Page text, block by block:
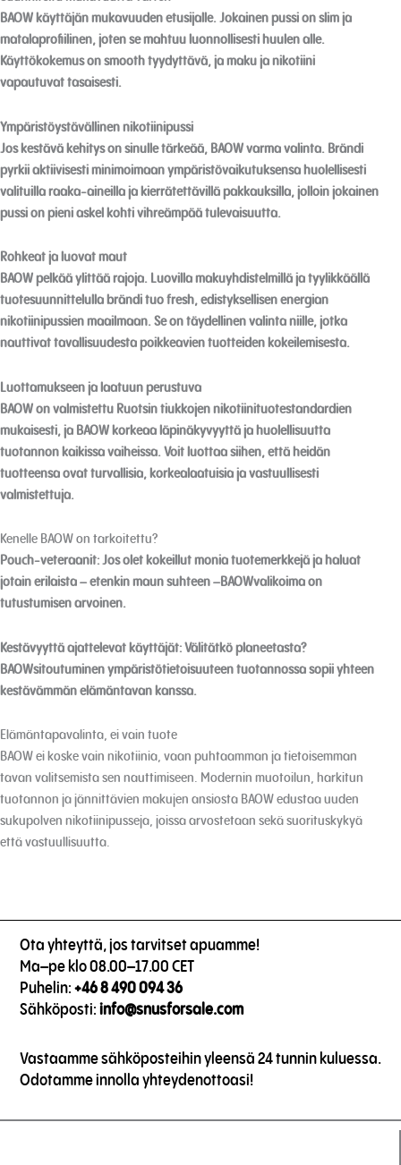
BAOW käyttäjän mukavuuden etusijalle. Jokainen pussi on slim ja
matalaprofiilinen, joten se mahtuu luonnollisesti huulen alle.
Käyttökokemus on smooth tyydyttävä, ja maku ja nikotiini
vapautuvat tasaisesti.
Ympäristöystävällinen nikotiinipussi
Jos kestävä kehitys on sinulle tärkeää, BAOW varma valinta. Brändi
pyrkii aktiivisesti minimoimaan ympäristövaikutuksensa huolellisesti
valituilla raaka-aineilla ja kierrätettävillä pakkauksilla, jolloin jokainen
pussi on pieni askel kohti vihreämpää tulevaisuutta.
Rohkeat ja luovat maut
BAOW pelkää ylittää rajoja. Luovilla makuyhdistelmillä ja tyylikkäällä
tuotesuunnittelulla brändi tuo fresh, edistyksellisen energian
nikotiinipussien maailmaan. Se on täydellinen valinta niille, jotka
nauttivat tavallisuudesta poikkeavien tuotteiden kokeilemisesta.
Luottamukseen ja laatuun perustuva
BAOW on valmistettu Ruotsin tiukkojen nikotiinituotestandardien
mukaisesti, ja BAOW korkeaa läpinäkyvyyttä ja huolellisuutta
tuotannon kaikissa vaiheissa. Voit luottaa siihen, että heidän
tuotteensa ovat turvallisia, korkealaatuisia ja vastuullisesti
valmistettuja.
Kenelle BAOW on tarkoitettu?
Pouch-veteraanit:Jos olet kokeillut monia tuotemerkkejä ja haluat
jotain erilaista – etenkin maun suhteen –BAOWvalikoima on
tutustumisen arvoinen.
Kestävyyttä ajattelevat käyttäjät:Välitätkö planeetasta?
BAOWsitoutuminen ympäristötietoisuuteen tuotannossa sopii yhteen
kestävämmän elämäntavan kanssa.
Elämäntapavalinta, ei vain tuote
BAOW ei koske vain nikotiinia, vaan puhtaamman ja tietoisemman
tavan valitsemista sen nauttimiseen. Modernin muotoilun, harkitun
tuotannon ja jännittävien makujen ansiosta BAOW edustaa uuden
sukupolven nikotiinipusseja, joissa arvostetaan sekä suorituskykyä
että vastuullisuutta.
Ota yhteyttä, jos tarvitset apuamme!
Ma–pe klo 08.00–17.00 CET
Puhelin:+46 8 490 094 36
Sähköposti:info@snusforsale.com
Vastaamme sähköposteihin yleensä 24 tunnin kuluessa.
Odotamme innolla yhteydenottoasi!